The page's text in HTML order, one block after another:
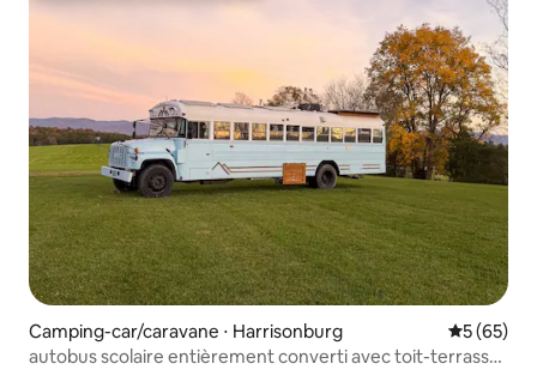
Camping-car/caravane ⋅ Harrisonburg
5 (65)
autobus scolaire entièrement converti avec toit-terrasse